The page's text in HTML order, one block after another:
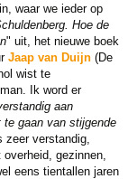
waar we ieder op
Hoe de
" uit, het nieuwe boek
Jaap van Duijn(De
wist te
Ik word er
aan
gaan van stijgende
verstandig,
gezinnen,
eens tientallen jaren